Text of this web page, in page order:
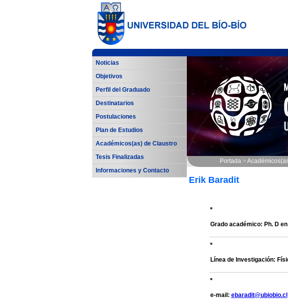
Noticias
Objetivos
Perfil del Graduado
Destinatarios
Postulaciones
Plan de Estudios
Académicos(as) de Claustro
Tesis Finalizadas
Informaciones y Contacto
Portada >
Erik Baradit
Grado académico: Ph. D
Línea de Investigación:
e-mail: ebaradit@ubiobio.cl